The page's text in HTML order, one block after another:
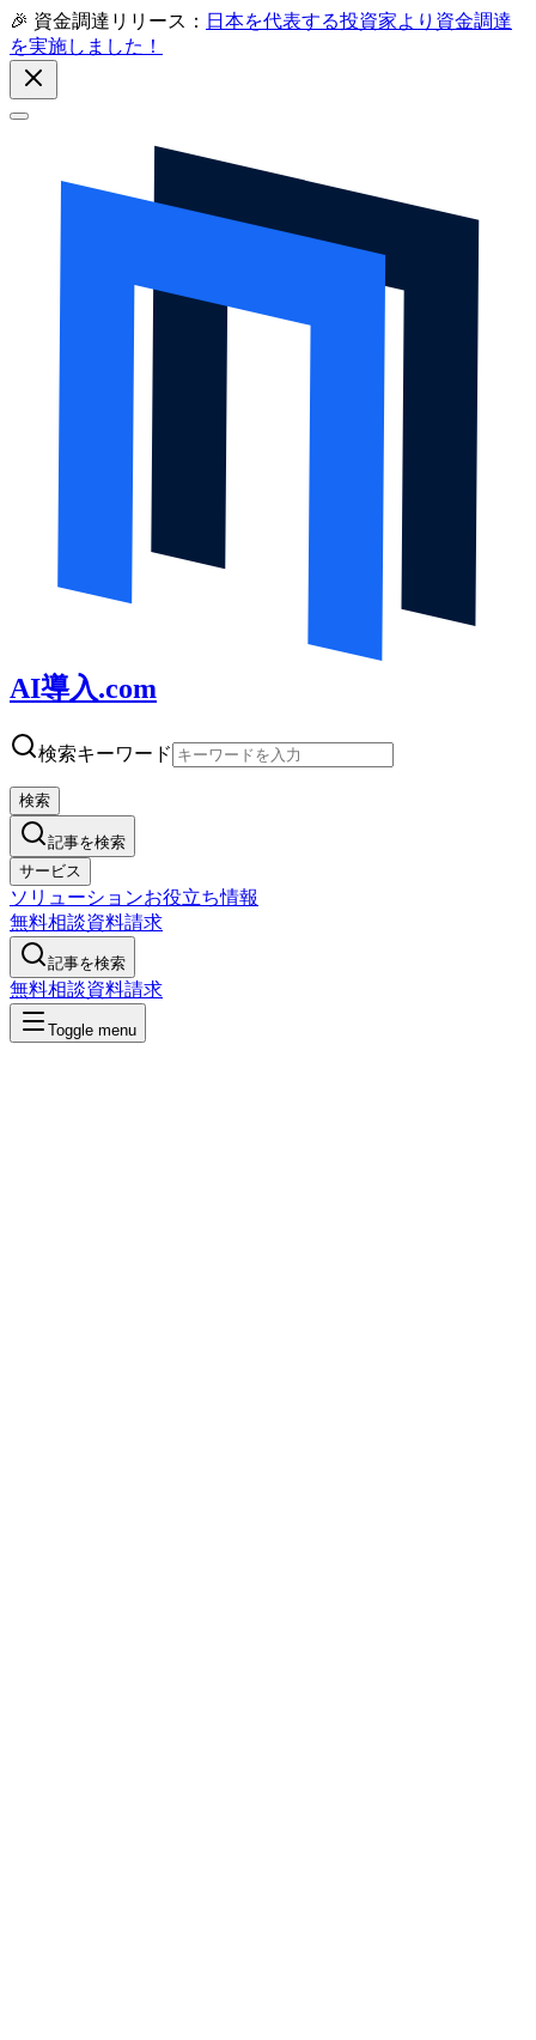
🎉 資金調達リリース： 日本を代表する投資家より資金調達
を実施しました！
AI導入.com
検索キーワード
検索
記事を検索
サービス
ソリューションお役立ち情報
無料相談資料請求
記事を検索
無料相談資料請求
Toggle menu